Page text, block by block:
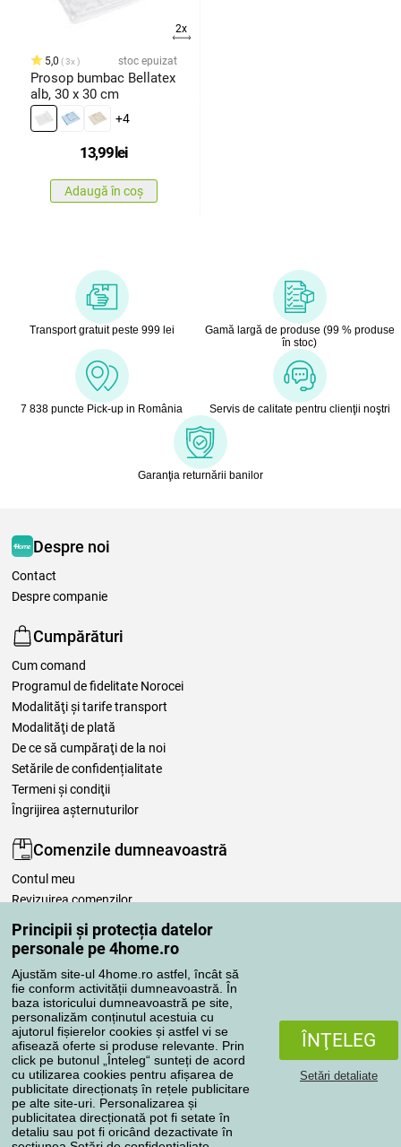
Principii și protecția datelor
personale pe 4home.ro
Ajustăm site-ul 4home.ro astfel, încât să
fie conform activității dumneavoastră. În
baza istoricului dumneavoastră pe site,
personalizăm conținutul acestuia cu
ajutorul fișierelor cookies și astfel vi se
afisează oferte si produse relevante. Prin
click pe butonul „Înteleg“ sunteți de acord
cu utilizarea cookies pentru afișarea de
publicitate direcționatș în rețele publicitare
pe alte site-uri. Personalizarea și
publicitatea direcționată pot fi setate în
detaliu sau pot fi oricând dezactivate în
ÎNŢELEG
Setări detaliate
2x
5,0 3x stoc epuizat
Prosop bumbac Bellatex
alb, 30 x 30 cm
+4
13,99lei
Adaugă în coș
Transport gratuit peste 999 lei
Gamă largă de produse (99 % produse
în stoc)
7 838 puncte Pick-up in România Servis de calitate pentru clienţii noştri
Garanţia returnării banilor
Despre noi
Contact
Despre companie
Cumpărături
Cum comand
Programul de fidelitate Norocei
Modalităţi şi tarife transport
Modalităţi de plată
De ce să cumpăraţi de la noi
Setările de confidențialitate
Termeni şi condiţii
Îngrijirea așternuturilor
Comenzile dumneavoastră
Contul meu
Revizuirea comenzilor
Reclamaţii
Retragere de la contract
Regulile de procesare a recenziilor
Metode de transport
Metode de plată
Magazin de încredere